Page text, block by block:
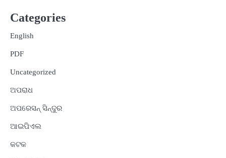
Categories
English
PDF
Uncategorized
ଅପରାଧ
ଅପରେସନ୍ ସିନ୍ଦୁର
ଆଇପିଏଲ
କଟକ